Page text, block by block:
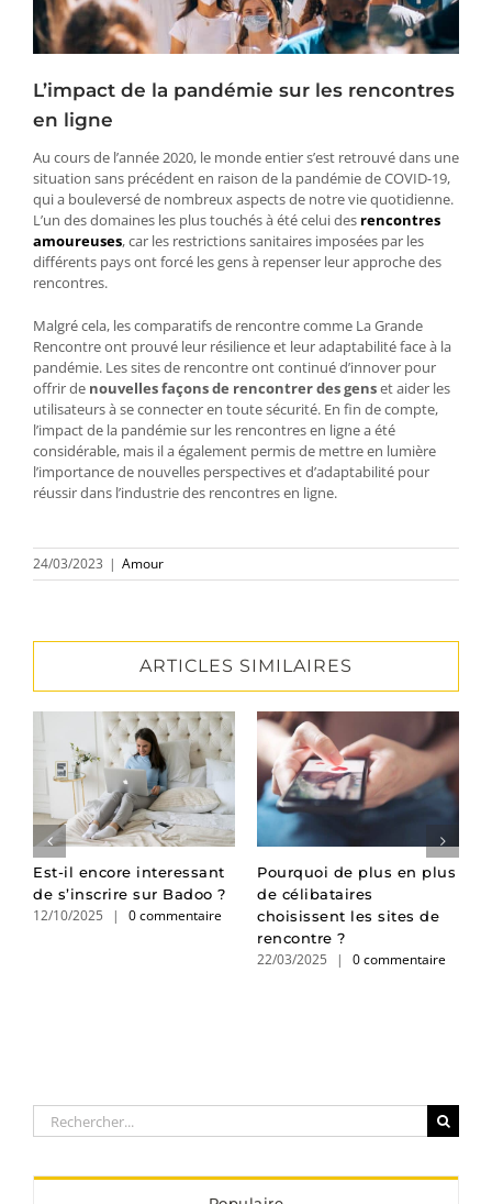
L’impact de la pandémie sur les rencontres
en ligne
Au cours de l’année 2020, le monde entier s’est retrouvé dans une
situation sans précédent en raison de la pandémie de COVID-19,
qui a bouleversé de nombreux aspects de notre vie quotidienne.
L’un des domaines les plus touchés à été celui des rencontres
amoureuses, car les restrictions sanitaires imposées par les
différents pays ont forcé les gens à repenser leur approche des
rencontres.
Malgré cela, les comparatifs de rencontre comme La Grande
Rencontre ont prouvé leur résilience et leur adaptabilité face à la
pandémie. Les sites de rencontre ont continué d’innover pour
offrir de nouvelles façons de rencontrer des genset aider les
utilisateurs à se connecter en toute sécurité. En fin de compte,
l’impact de la pandémie sur les rencontres en ligne a été
considérable, mais il a également permis de mettre en lumière
l’importance de nouvelles perspectives et d’adaptabilité pour
réussir dans l’industrie des rencontres en ligne.
24/03/2023 | Amour
ARTICLES SIMILAIRES
Est-il encore interessant
de s’inscrire sur Badoo ?
12/10/2025 | 0 commentaire
Pourquoi de plus en plus
de célibataires
choisissent les sites de
rencontre ?
22/03/2025 | 0 commentaire
Rechercher: